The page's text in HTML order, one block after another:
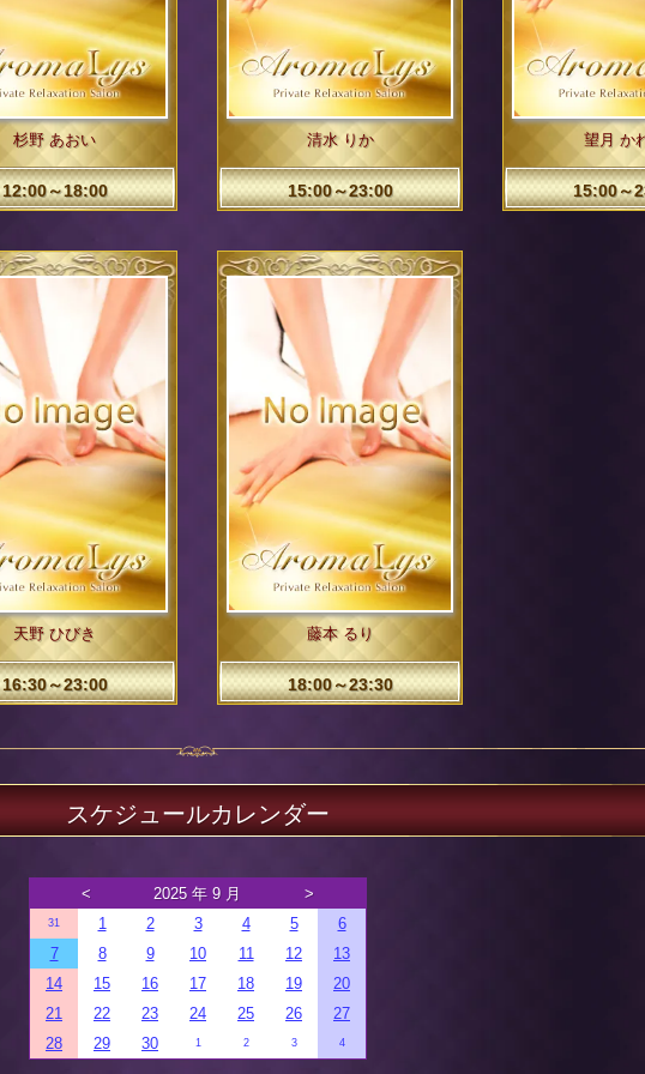
杉野 あおい
12:00～18:00
清水 りか
15:00～23:00
望月 か
15:00～
天野 ひびき
16:30～23:00
藤本 るり
18:00～23:30
スケジュールカレンダー
< 2025 年 9 月 >
31 1 2 3 4 5
6
7
8 9 10 11 12
13
14
15 16 17 18 19
20
21
22 23 24 25 26
27
28
29 30 1 2 3 4